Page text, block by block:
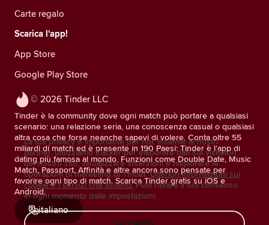
© 2026 Tinder LLC
Tinder è la community dove ogni match può portare a qualsiasi
scenario: una relazione seria, una conoscenza casual o qualsiasi
altra cosa che forse neanche sapevi di volere. Conta oltre 55
miliardi di match ed è presente in 190 Paesi: Tinder è l'app di
dating più famosa al mondo. Funzioni come Double Date, Music
Match, Passport, Affinità e altre ancora sono pensate per
favorire ogni tipo di match. Scarica Tinder gratis su iOS e
Android.
italiano
Carte regalo
Scarica l'app!
App Store
Google Play Store
La tua privacy è importante per noi. Insieme ai nostri
partner, utilizziamo tracker per elaborare dati sui visitatori
del nostro sito, visualizzare inserzioni e migliorare le
operazioni di marketing di Tinder. Ulteriori informazioni sui
cookie e i servizi che usiamo. Puoi ritirare il tuo consenso
in ogni momento dalle impostazioni.